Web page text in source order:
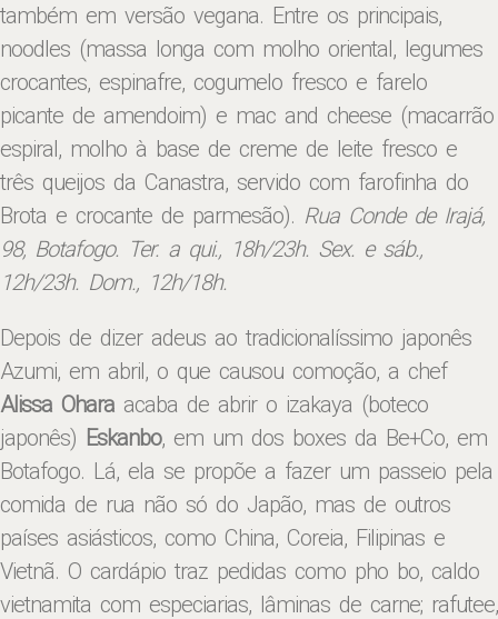
também em versão vegana. Entre os principais,
noodles (massa longa com molho oriental, legumes
crocantes, espinafre, cogumelo fresco e farelo
picante de amendoim) e mac and cheese (macarrão
espiral, molho à base de creme de leite fresco e
três queijos da Canastra, servido com farofinha do
Brota e crocante de parmesão). Rua Conde de Irajá,
98, Botafogo. Ter. a qui., 18h/23h. Sex. e sáb.,
12h/23h. Dom., 12h/18h.
Depois de dizer adeus ao tradicionalíssimo japonês
Azumi, em abril, o que causou comoção, a chef
Alissa Ohara acaba de abrir o izakaya (boteco
japonês) Eskanbo, em um dos boxes da Be+Co, em
Botafogo. Lá, ela se propõe a fazer um passeio pela
comida de rua não só do Japão, mas de outros
países asiásticos, como China, Coreia, Filipinas e
Vietnã. O cardápio traz pedidas como pho bo, caldo
vietnamita com especiarias, lâminas de carne; rafutee,